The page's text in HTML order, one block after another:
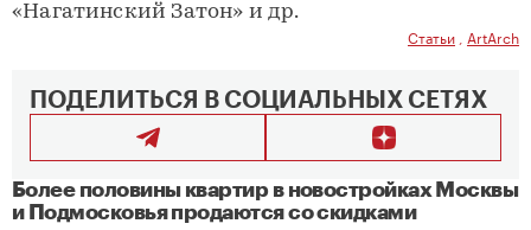
«Нагатинский Затон» и др.
Статьи ArtArch
ПОДЕЛИТЬСЯ В СОЦИАЛЬНЫХ СЕТЯХ
Более половины квартир в новостройках Москвы
и Подмосковья продаются со скидками